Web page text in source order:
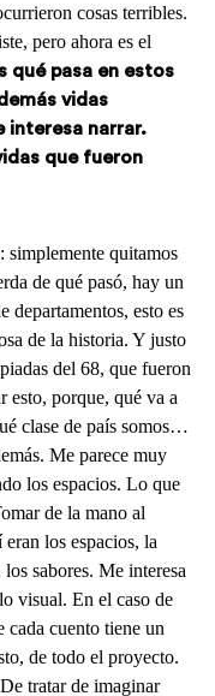
cosas terribles.
pero ahora es el
qué pasa en estos
vidas
interesa narrar.
que fueron
simplemente quitamos
de qué pasó, hay un
departamentos, esto es
de la historia. Y justo
del 68, que fueron
esto, porque, qué va a
clase de país somos…
Me parece muy
los espacios. Lo que
de la mano al
los espacios, la
sabores. Me interesa
visual. En el caso de
cada cuento tiene un
de todo el proyecto.
tratar de imaginar